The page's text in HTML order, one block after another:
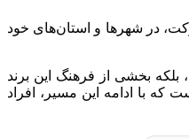
تا آن‌ها نیز در کنار شرکت، در شهرها و استان‌های خود
بلکه بخشی از فرهنگ این برند
که با ادامه این مسیر، افراد